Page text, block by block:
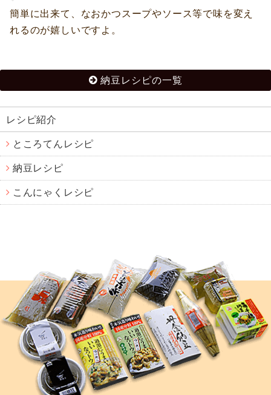
簡単に出来て、なおかつスープやソース等で味を変え
れるのが嬉しいですよ。
納豆レシピの一覧
レシピ紹介
ところてんレシピ
納豆レシピ
こんにゃくレシピ